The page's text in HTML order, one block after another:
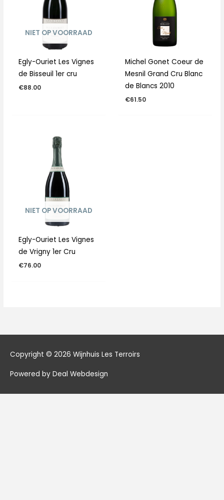
NIET OP VOORRAAD
Egly-Ouriet Les Vignes
de Bisseuil 1er cru
€88.00
Michel Gonet Coeur de
Mesnil Grand Cru Blanc
de Blancs 2010
€61.50
NIET OP VOORRAAD
Egly-Ouriet Les Vignes
de Vrigny 1er Cru
€76.00
Copyright © 2026 Wijnhuis Les Terroirs
Powered by Deal Webdesign